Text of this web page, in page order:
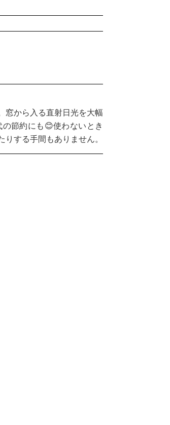
窓から入る直射日光を大幅
節約にも😊使わないとき
する手間もありません。